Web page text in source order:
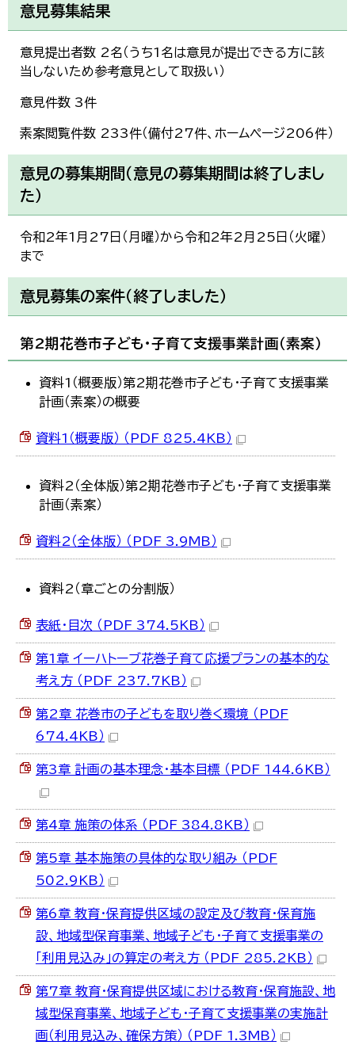
简体中文
繁體中文
意見募集結果
意見提出者数 2名（うち1名は意見が提出できる方に該
当しないため参考意見として取扱い）
意見件数 3件
素案閲覧件数 233件（備付27件、ホームページ206件）
意見の募集期間（意見の募集期間は終了しまし
た）
令和2年1月27日（月曜）から令和2年2月25日（火曜）
まで
意見募集の案件（終了しました）
第2期花巻市子ども・子育て支援事業計画（素案）
資料1（概要版）第2期花巻市子ども・子育て支援事業
計画（素案）の概要
資料1（概要版） （PDF 825.4KB）
資料2（全体版）第2期花巻市子ども・子育て支援事業
計画（素案）
資料2（全体版） （PDF 3.9MB）
資料2（章ごとの分割版）
表紙・目次 （PDF 374.5KB）
第1章 イーハトーブ花巻子育て応援プランの基本的な
考え方 （PDF 237.7KB）
第2章 花巻市の子どもを取り巻く環境 （PDF
674.4KB）
第3章 計画の基本理念・基本目標 （PDF 144.6KB）
第4章 施策の体系 （PDF 384.8KB）
第5章 基本施策の具体的な取り組み （PDF
502.9KB）
第6章 教育・保育提供区域の設定及び教育・保育施
設、地域型保育事業、地域子ども・子育て支援事業の
「利用見込み」の算定の考え方 （PDF 285.2KB）
第7章 教育・保育提供区域における教育・保育施設、地
域型保育事業、地域子ども・子育て支援事業の実施計
画（利用見込み、確保方策） （PDF 1.3MB）